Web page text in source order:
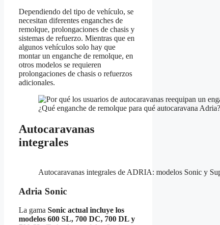
Dependiendo del tipo de vehículo, se
necesitan diferentes enganches de
remolque, prolongaciones de chasis y
sistemas de refuerzo. Mientras que en
algunos vehículos solo hay que
montar un enganche de remolque, en
otros modelos se requieren
prolongaciones de chasis o refuerzos
adicionales.
¿Qué enganche de remolque para qué autocaravana Adria?
Autocaravanas
integrales
Autocaravanas integrales de ADRIA: modelos Sonic y
Adria Sonic
La gama Sonic actual incluye los
modelos 600 SL, 700 DC, 700 DL y